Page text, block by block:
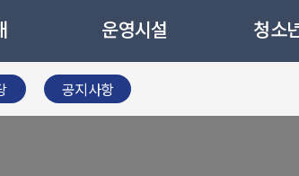
운영시설 청소
공지사항